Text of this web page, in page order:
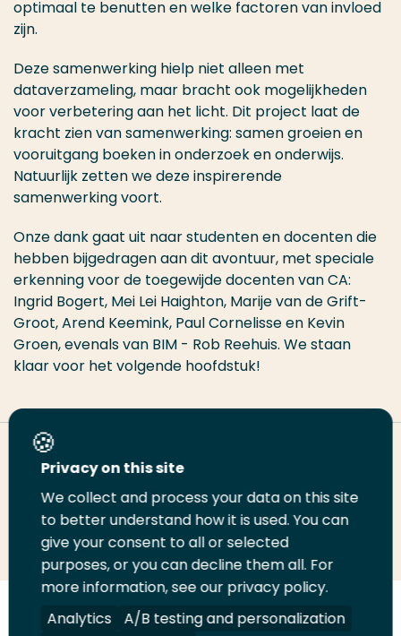
optimaal te benutten en welke factoren van invloed
zijn.
Deze samenwerking hielp niet alleen met
dataverzameling, maar bracht ook mogelijkheden
voor verbetering aan het licht. Dit project laat de
kracht zien van samenwerking: samen groeien en
vooruitgang boeken in onderzoek en onderwijs.
Natuurlijk zetten we deze inspirerende
samenwerking voort.
Onze dank gaat uit naar studenten en docenten die
hebben bijgedragen aan dit avontuur, met speciale
erkenning voor de toegewijde docenten van CA:
Ingrid Bogert, Mei Lei Haighton, Marije van de Grift-
Groot, Arend Keemink, Paul Cornelisse en Kevin
Groen, evenals van BIM - Rob Reehuis. We staan
klaar voor het volgende hoofdstuk!
Deel deze pagina
Deel
LinkedIn
Deel
op
Twitter
Deel
op
Facebook
Email
deze
pagina
Print
deze
pagina
VolgVolgVolgVolg
Privacy on this site
We collect and process your data on this site
to better understand how it is used. You can
give your consent to all or selected
purposes, or you can decline them all. For
more information, see our privacy policy.
Analytics
A/B testing and personalization